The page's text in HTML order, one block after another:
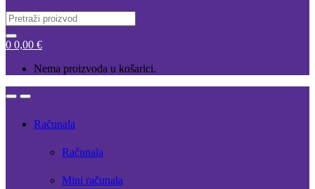
Search
for:
0 0,00 €
Nema proizvoda u košarici.
OpenClose
Računala
Računala
Mini računala